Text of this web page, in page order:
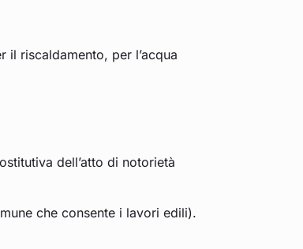
riscaldamento, per l’acqua
dell’atto di notorietà
che consente i lavori edili).